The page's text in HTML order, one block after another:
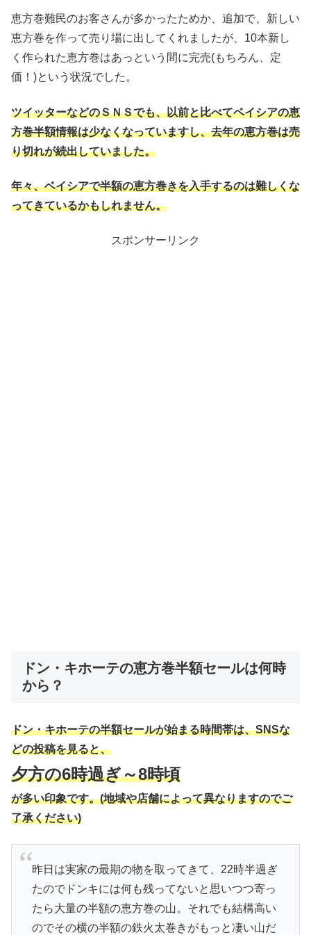
恵方巻難民のお客さんが多かったためか、追加で、新しい
恵方巻を作って売り場に出してくれましたが、10本新し
く作られた恵方巻はあっという間に完売(もちろん、定
価！)という状況でした。
ツイッターなどのＳＮＳでも、以前と比べてベイシアの恵
方巻半額情報は少なくなっていますし、去年の恵方巻は売
り切れが続出していました。
年々、ベイシアで半額の恵方巻きを入手するのは難しくな
ってきているかもしれません。
スポンサーリンク
ドン・キホーテの恵方巻半額セールは何時
から？
ドン・キホーテの半額セールが始まる時間帯は、SNSな
どの投稿を見ると、
夕方の6時過ぎ～8時頃
が多い印象です。(地域や店舗によって異なりますのでご
了承ください)
昨日は実家の最期の物を取ってきて、22時半過ぎ
たのでドンキには何も残ってないと思いつつ寄っ
たら大量の半額の恵方巻の山。それでも結構高い
のでその横の半額の鉄火太巻きがもっと凄い山だ